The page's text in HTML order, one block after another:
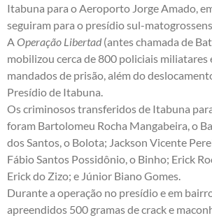
Itabuna para o Aeroporto Jorge Amado,
seguiram para o presídio sul-
AOperação Libertad (antes chamada de
mobilizou cerca de 800 policiais miliatares
mandados de prisão, além do
Presídio de Itabuna.
Os criminosos transferidos de Itabuna
foram Bartolomeu Rocha Mangabeira, o
dos Santos, o Bolota; Jackson Vicente
Fábio Santos Possidônio, o Binho; Erick
Erick do Zizo; e Júnior Biano Gomes.
Durante a operação no presídio e em
apreendidos 500 gramas de crack e